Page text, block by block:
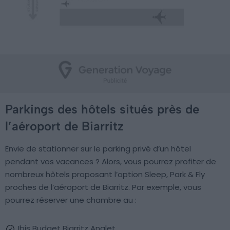
Parkings des hôtels situés près de
l’aéroport de Biarritz
Envie de stationner sur le parking privé d’un hôtel
pendant vos vacances ? Alors, vous pourrez profiter de
nombreux hôtels proposant l’option Sleep, Park & Fly
proches de l’aéroport de Biarritz. Par exemple, vous
pourrez réserver une chambre au :